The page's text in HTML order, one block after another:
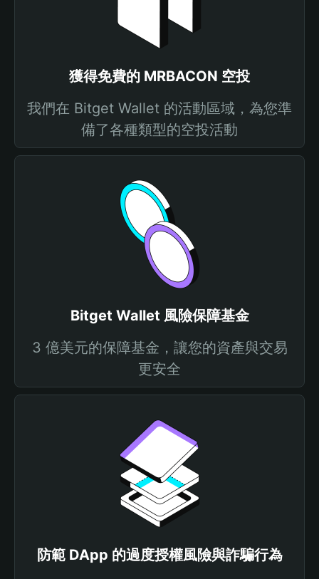
獲得免費的 MRBACON 空投
我們在 Bitget Wallet 的活動區域，為您準
備了各種類型的空投活動
Bitget Wallet 風險保障基金
3 億美元的保障基金，讓您的資產與交易
更安全
防範 DApp 的過度授權風險與詐騙行為